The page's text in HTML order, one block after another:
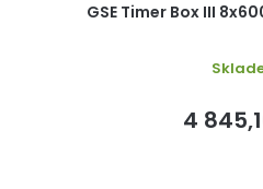
GSE Timer Box III
4